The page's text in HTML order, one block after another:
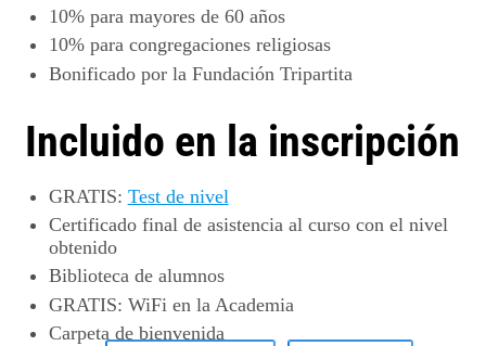
10%para mayores de 60 años
10%para congregaciones religiosas
Bonificado por la Fundación Tripartita
Incluido en la inscripción
GRATIS: Test de nivel
Certificado final de asistencia al curso con el nivel
obtenido
Biblioteca de alumnos
GRATIS: WiFi en la Academia
Carpeta de bienvenida